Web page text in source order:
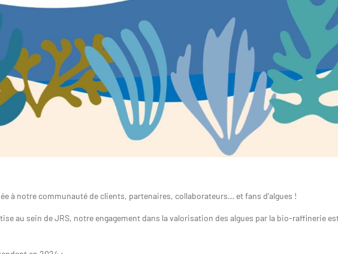
à notre communauté de clients, partenaires, collaborateurs… et fans d’algues !
au sein de JRS, notre engagement dans la valorisation des algues par la bio-raffinerie